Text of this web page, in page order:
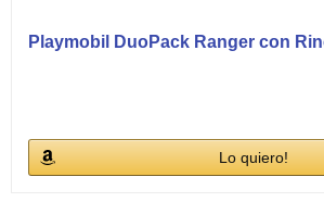
Playmobil DuoPack Ranger con
Lo quiero!